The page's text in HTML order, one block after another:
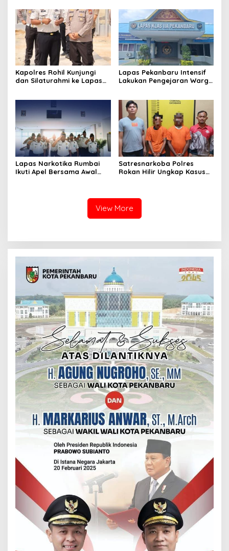
Copot Kalapas!
Agustus
Kapolres Rohil Kunjungi
dan Silaturahmi ke Lapas
Kolaborasi Antar instansi
Lapas Pekanbaru Intensif
Lakukan Pengejaran Warga
Lapas, Kanwil, dan
Kepolisian
Lapas Narkotika Rumbai
Ikuti Apel Bersama Awal
Satresnarkoba Polres
Rokan Hilir Ungkap Kasus
View More